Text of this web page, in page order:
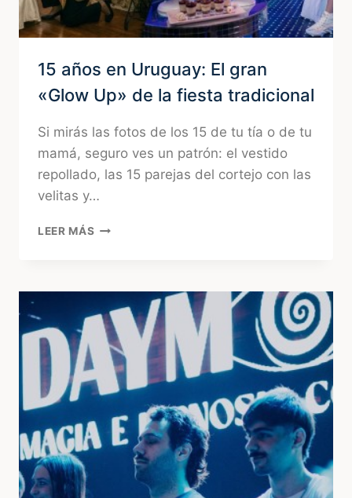
15 años en Uruguay: El gran
«Glow Up» de la fiesta tradicional
Si mirás las fotos de los 15 de tu tía o de tu
mamá, seguro ves un patrón: el vestido
repollado, las 15 parejas del cortejo con las
velitas y…
LEER MÁS
EL
GRAN
«GLOW
UP»
FIESTA
TRADICIONAL